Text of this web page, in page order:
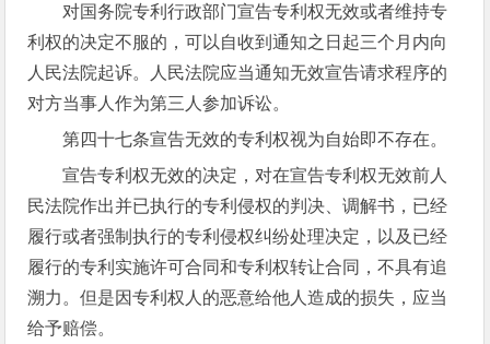
对国务院专利行政部门宣告专利权无效或者维持专
利权的决定不服的，可以自收到通知之日起三个月内向
人民法院起诉。人民法院应当通知无效宣告请求程序的
对方当事人作为第三人参加诉讼。
第四十七条宣告无效的专利权视为自始即不存在。
宣告专利权无效的决定，对在宣告专利权无效前人
民法院作出并已执行的专利侵权的判决、调解书，已经
履行或者强制执行的专利侵权纠纷处理决定，以及已经
履行的专利实施许可合同和专利权转让合同，不具有追
溯力。但是因专利权人的恶意给他人造成的损失，应当
给予赔偿。